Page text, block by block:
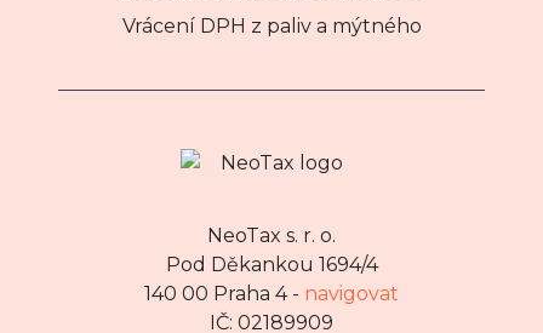
Vrácení DPH z paliv a mýtného
NeoTax s. r. o.
Pod Děkankou 1694/4
140 00 Praha 4 - navigovat
IČ: 02189909